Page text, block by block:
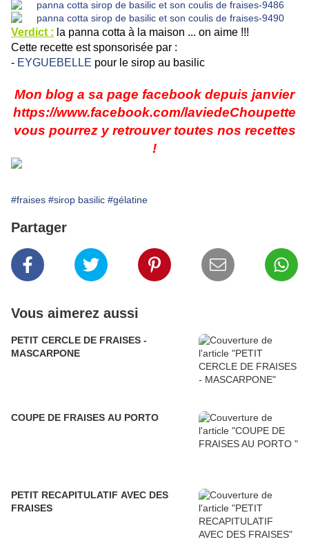
Verdict : la panna cotta à la maison ... on aime !!!
Cette recette est sponsorisée par :
- EYGUEBELLE pour le sirop au basilic
Mon blog a sa page facebook depuis janvier
https://www.facebook.com/laviedeChoupette
vous pourrez y retrouver toutes nos recettes
!
#fraises #sirop basilic #gélatine
Partager
Vous aimerez aussi
PETIT CERCLE DE FRAISES -
MASCARPONE
COUPE DE FRAISES AU PORTO
PETIT RECAPITULATIF AVEC DES
FRAISES